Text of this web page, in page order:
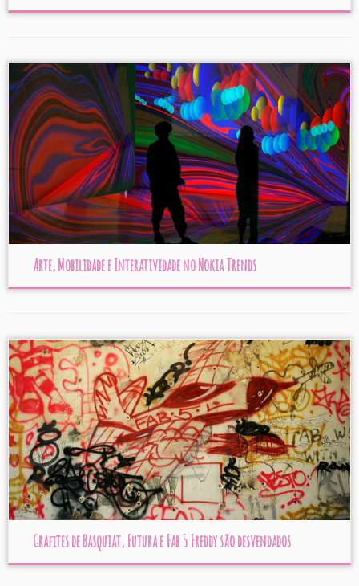
Arte, Mobilidade e Interatividade no Nokia Trends
Grafites de Basquiat, Futura e Fab 5 Freddy são desvendados